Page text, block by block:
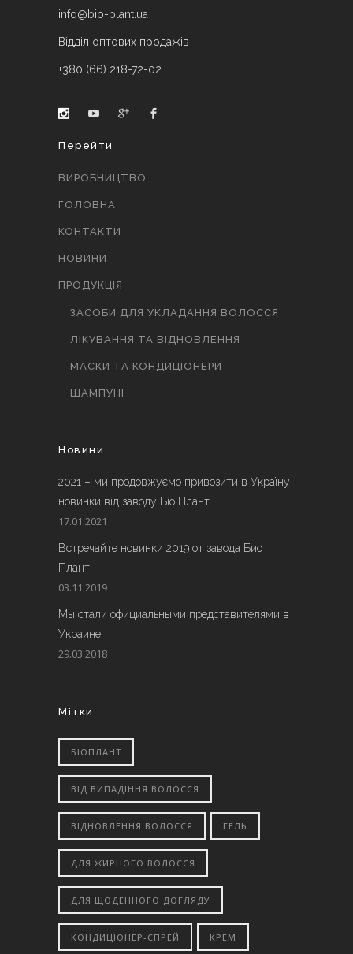
info@bio-plant.ua
Відділ оптових продажів
+380 (66) 218-72-02
Перейти
ВИРОБНИЦТВО
ГОЛОВНА
КОНТАКТИ
НОВИНИ
ПРОДУКЦІЯ
ЗАСОБИ ДЛЯ УКЛАДАННЯ ВОЛОССЯ
ЛІКУВАННЯ ТА ВІДНОВЛЕННЯ
МАСКИ ТА КОНДИЦІОНЕРИ
ШАМПУНІ
Новини
2021 – ми продовжуємо привозити в Україну
новинки від заводу Біо Плант
17.01.2021
Встречайте новинки 2019 от завода Био
Плант
03.11.2019
Мы стали официальными представителями в
Украине
29.03.2018
Мітки
БІОПЛАНТ
ВІД ВИПАДІННЯ ВОЛОССЯ
ВІДНОВЛЕННЯ ВОЛОССЯ ГЕЛЬ
ДЛЯ ЖИРНОГО ВОЛОССЯ
ДЛЯ ЩОДЕННОГО ДОГЛЯДУ
КОНДИЦІОНЕР-СПРЕЙ КРЕМ